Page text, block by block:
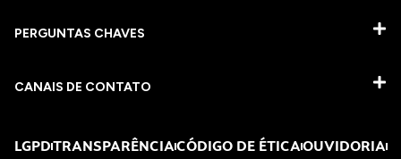
PERGUNTAS CHAVES​
CANAIS DE CONTATO
LGPDTRANSPARÊNCIACÓDIGO DE ÉTICAOUVIDORIA